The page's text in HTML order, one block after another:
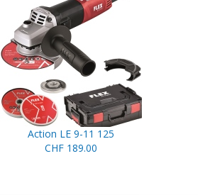
Action LE 9-11 125
CHF 189.00